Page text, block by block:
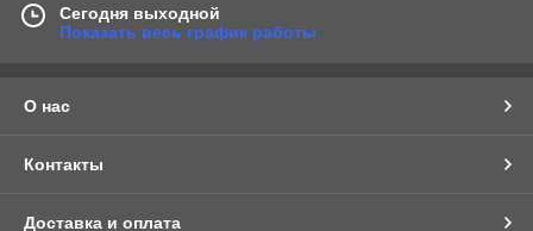
Сегодня выходной
Показать весь график работы
О нас
Контакты
Доставка и оплата